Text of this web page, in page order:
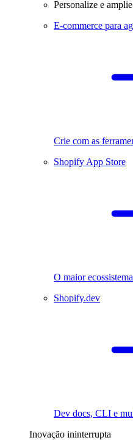
Personalize e
E-commerce para
Crie com as
Shopify App Store
O maior
Shopify.dev
Dev docs, CLI e
Inovação ininterrupta